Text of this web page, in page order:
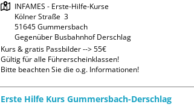
INFAMES - Erste-Hilfe-Kurse
Kölner Straße  3
51645 Gummersbach
Gegenüber Busbahnhof Derschlag
Kurs & gratis Passbilder --> 55€
Gültig für alle Führerscheinklassen!
Bitte beachten Sie die o.g. Informationen!
Erste Hilfe Kurs Gummersbach-Derschlag